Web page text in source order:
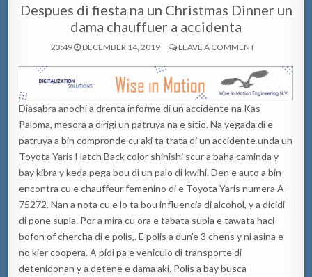
Despues di fiesta na un Christmas Dinner un
dama chauffuer a accidenta
23:49 DECEMBER 14, 2019 LEAVE A COMMENT
Diasabra anochi a drenta informe di un accidente na Kas
Paloma, mesora a dirigi un patruya na e sitio. Na yegada di e
patruya a bin compronde cu aki ta trata di un accidente unda un
Toyota Yaris Hatch Back color shinishi scur a baha caminda y
bay kibra y keda pega bou di un palo di kwihi. Den e auto a bin
encontra cu e chauffeur femenino di e Toyota Yaris numera A-
75272. Nan a nota cu e lo ta bou influencia di alcohol, y a dicidi
di pone supla. Por a mira cu ora e tabata supla e tawata haci
bofon of chercha di e polis,. E polis a dun’e 3 chens y ni asina e
no kier coopera. A pidi pa e vehiculo di transporte di
detenidonan y a detene e dama aki. Polis a bay busca